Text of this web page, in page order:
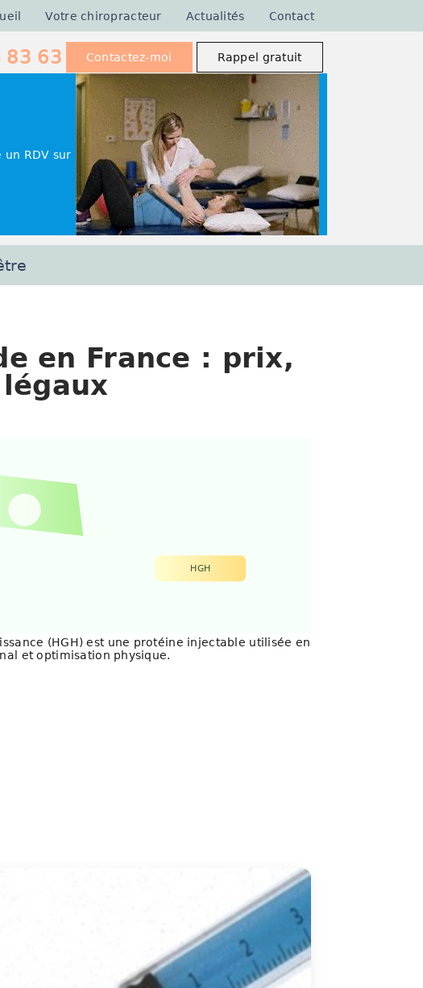
Votre chiropracteur Actualités Contact
83 63 Contactez-moi Rappel gratuit
un RDV sur
en France : prix,
HGH
(HGH) est une protéine injectable utilisée en
et optimisation physique.